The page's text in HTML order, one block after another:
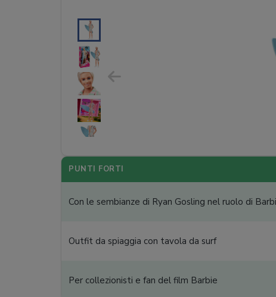
PUNTI FORTI
Con le sembianze di Ryan Gosling nel ruolo di
Outfit da spiaggia con tavola da surf
Per collezionisti e fan del film Barbie